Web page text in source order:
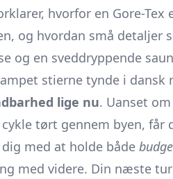
hvorfor en Gore-
og hvordan små
og en sveddryppende
stierne tynde i dansk
lige nu. Uanset
tørt gennem byen, får
med at holde både
med videre. Din næste